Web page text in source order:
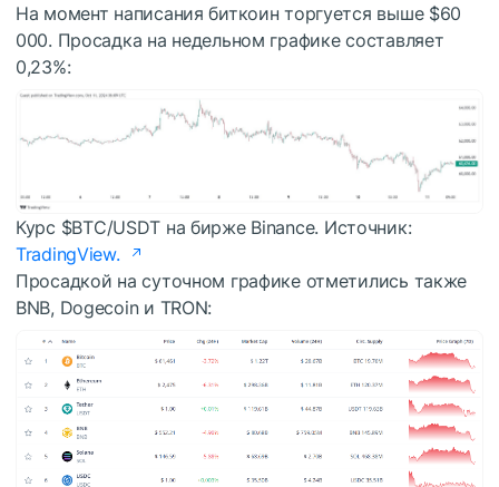
На момент написания биткоин торгуется выше $60
000. Просадка на недельном графике составляет
0,23%:
Курс $BTC/USDT на бирже Binance. Источник:
TradingView.
Просадкой на суточном графике отметились также
BNB, Dogecoin и TRON: